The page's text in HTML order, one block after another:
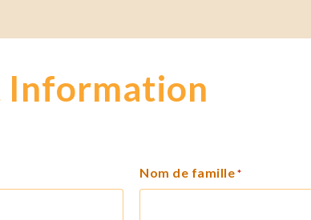
Information
Nom de famille *